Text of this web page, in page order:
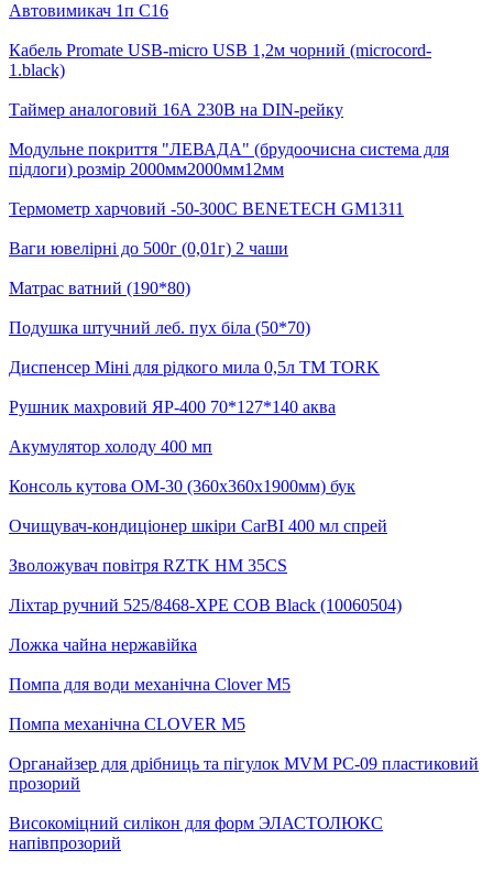
Автовимикач 1п С16
Кабель Promate USB-micro USB 1,2м чорний (microcord-
1.black)
Таймер аналоговий 16А 230B на DIN-рейку
Модульне покриття "ЛЕВАДА" (брудоочисна система для
підлоги) розмір 2000мм2000мм12мм
Термометр харчовий -50-300С BENETECH GM1311
Ваги ювелірні до 500г (0,01г) 2 чаши
Матрас ватний (190*80)
Подушка штучний леб. пух біла (50*70)
Диспенсер Міні для рідкого мила 0,5л ТМ TORK
Рушник махровий ЯР-400 70*127*140 аква
Акумулятор холоду 400 мп
Консоль кутова ОМ-30 (360х360х1900мм) бук
Очищувач-кондиціонер шкіри CarBI 400 мл спрей
Зволожувач повітря RZTK HM 35CS
Ліхтар ручний 525/8468-XPE COB Black (10060504)
Ложка чайна нержавійка
Помпа для води механічна Clover M5
Помпа механічна CLOVER М5
Органайзер для дрібниць та пігулок MVM PC-09 пластиковий
прозорий
Високоміцний силікон для форм ЭЛАСТОЛЮКС
напівпрозорий